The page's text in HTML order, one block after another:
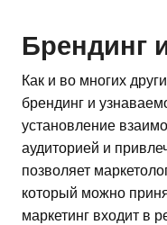
Брендинг
Как и во многих
брендинг и
установление
аудиторией и
позволяет
который можно
маркетинг входит в